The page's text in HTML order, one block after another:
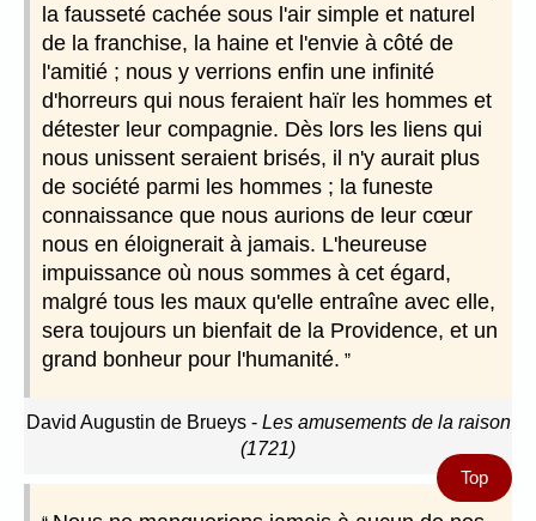
la fausseté cachée sous l'air simple et naturel
de la franchise, la haine et l'envie à côté de
l'amitié ; nous y verrions enfin une infinité
d'horreurs qui nous feraient haïr les hommes et
détester leur compagnie. Dès lors les liens qui
nous unissent seraient brisés, il n'y aurait plus
de société parmi les hommes ; la funeste
connaissance que nous aurions de leur cœur
nous en éloignerait à jamais. L'heureuse
impuissance où nous sommes à cet égard,
malgré tous les maux qu'elle entraîne avec elle,
sera toujours un bienfait de la Providence, et un
grand bonheur pour l'humanité.
David Augustin de Brueys- Les amusements de la raison
(1721)
Top